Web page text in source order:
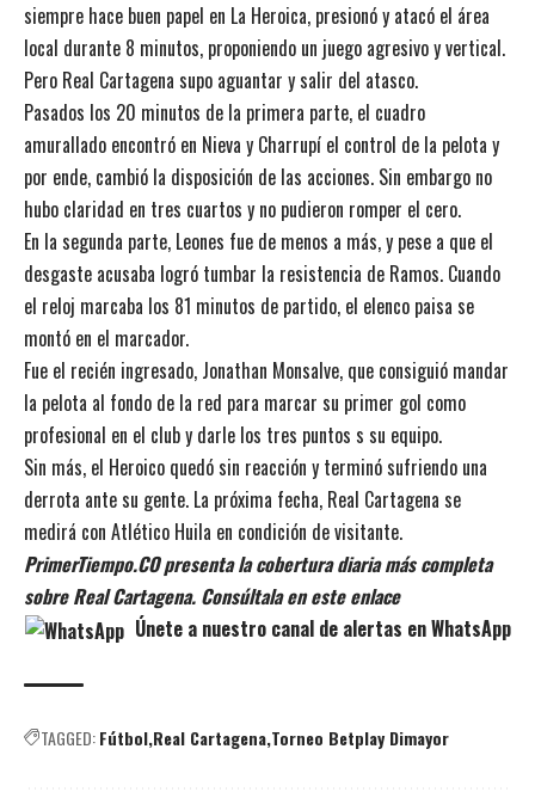
siempre hace buen papel en La Heroica, presionó y atacó el área
local durante 8 minutos, proponiendo un juego agresivo y vertical.
Pero Real Cartagena supo aguantar y salir del atasco.
Pasados los 20 minutos de la primera parte, el cuadro
amurallado encontró en Nieva y Charrupí el control de la pelota y
por ende, cambió la disposición de las acciones. Sin embargo no
hubo claridad en tres cuartos y no pudieron romper el cero.
En la segunda parte, Leones fue de menos a más, y pese a que el
desgaste acusaba logró tumbar la resistencia de Ramos. Cuando
el reloj marcaba los 81 minutos de partido, el elenco paisa se
montó en el marcador.
Fue el recién ingresado, Jonathan Monsalve, que consiguió mandar
la pelota al fondo de la red para marcar su primer gol como
profesional en el club y darle los tres puntos s su equipo.
Sin más, el Heroico quedó sin reacción y terminó sufriendo una
derrota ante su gente. La próxima fecha, Real Cartagena se
medirá con Atlético Huila en condición de visitante.
PrimerTiempo.CO presenta la cobertura diaria más completa
sobre Real Cartagena. Consúltala en este enlace
Únete a nuestro canal de alertas en WhatsApp
TAGGED:Fútbol Real Cartagena Torneo Betplay Dimayor